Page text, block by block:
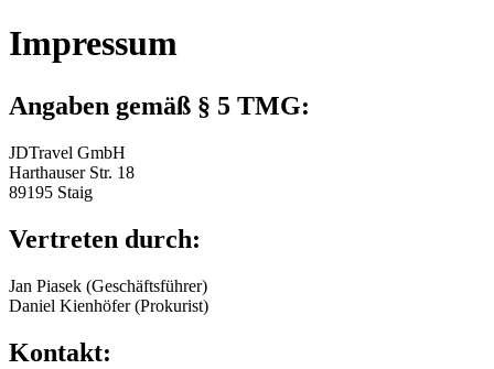
Impressum
Angaben gemäß § 5 TMG:
JDTravel GmbH
Harthauser Str. 18
89195 Staig
Vertreten durch:
Jan Piasek (Geschäftsführer)
Daniel Kienhöfer (Prokurist)
Kontakt: